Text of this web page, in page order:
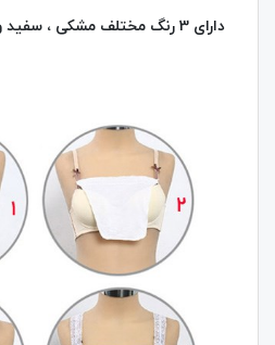
دارای 3 رنگ مختلف مشکی ، سفید و بژ ( کرم ) در هر بسته